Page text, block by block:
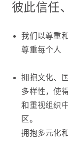
彼此信任
我们以尊重
尊重每个人
拥抱文化、
多样性，使
和重视组织
区。
拥抱多元化